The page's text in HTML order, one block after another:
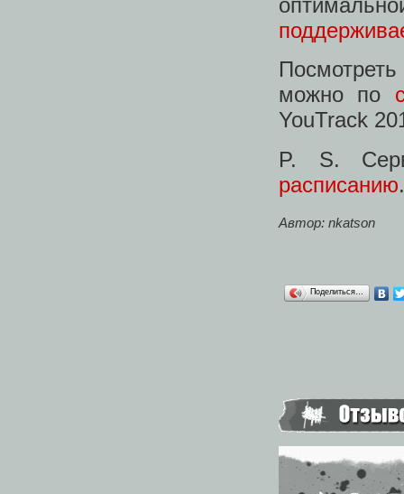
можно по
YouTrack
P. S.
расписанию.
Автор: nkatson
Поделиться…